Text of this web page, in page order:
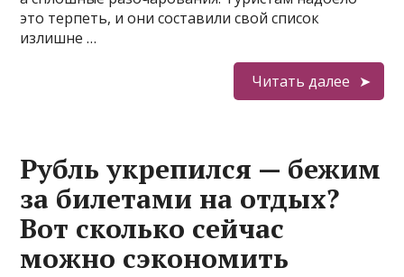
это терпеть, и они составили свой список
излишне …
Читать далее
Рубль укрепился — бежим
за билетами на отдых?
Вот сколько сейчас
можно сэкономить